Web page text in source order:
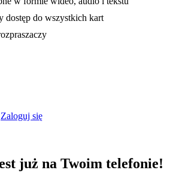
dostęp do wszystkich kart
Zaloguj się
już na Twoim telefonie!